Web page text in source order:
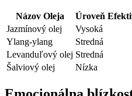
Názov Oleja
Úroveň
Jazmínový olej
Vysoká
Ylang-ylang
Stredná
Levanduľový olej Stredná
Šalviový olej
Nízka